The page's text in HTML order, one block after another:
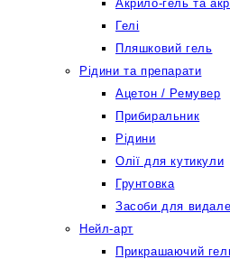
Акрило-гель та
Гелі
Пляшковий гель
Рідини та препарати
Ацетон / Ремувер
Прибиральник
Рідини
Олії для кутикули
Грунтовка
Засоби для
Нейл-арт
Прикрашаючий